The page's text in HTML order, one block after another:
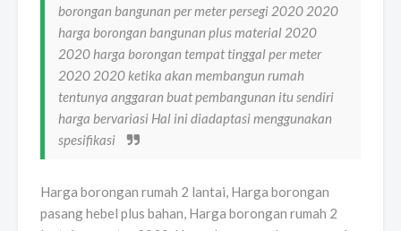
borongan bangunan per meter persegi 2020 2020
harga borongan bangunan plus material 2020
2020 harga borongan tempat tinggal per meter
2020 2020 ketika akan membangun rumah
tentunya anggaran buat pembangunan itu sendiri
harga bervariasi Hal ini diadaptasi menggunakan
spesifikasi
Harga borongan rumah 2 lantai, Harga borongan
pasang hebel plus bahan, Harga borongan rumah 2